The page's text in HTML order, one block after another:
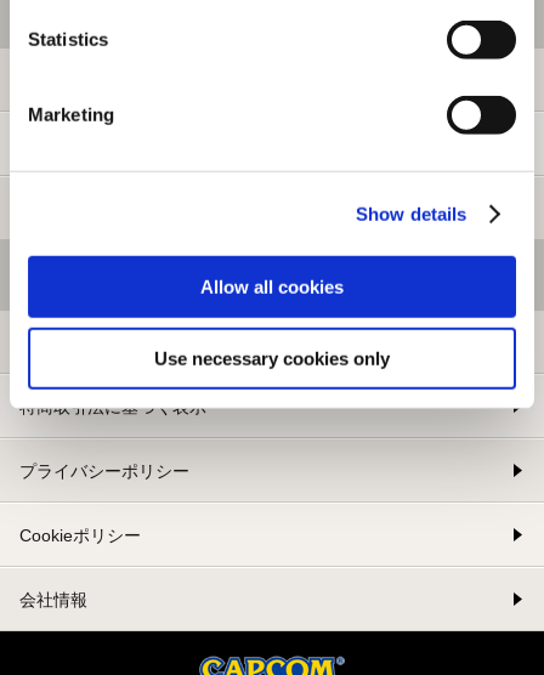
Statistics
Marketing
Show details
Allow all cookies
Use necessary cookies only
特商取引法に基づく表示
プライバシーポリシー
Cookieポリシー
会社情報